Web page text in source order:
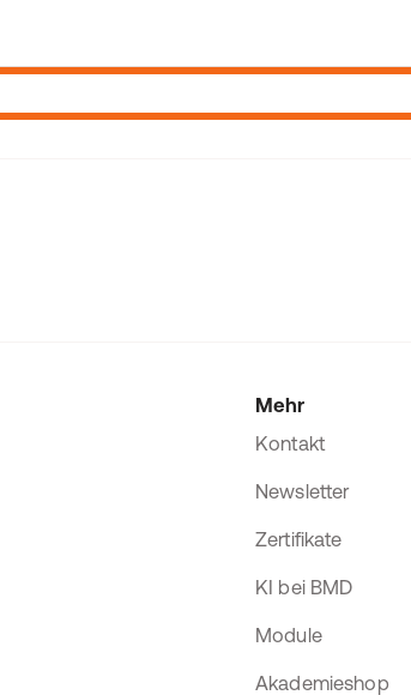
Mehr
Kontakt
Newsletter
Zertifikate
KI bei BMD
Module
Akademieshop